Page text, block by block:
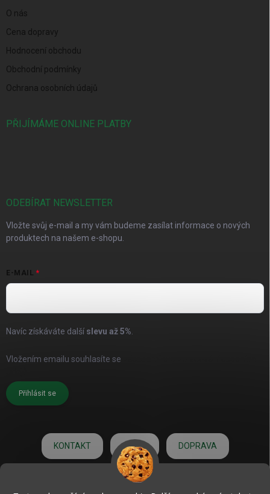
O nás
Cena dopravy
Hodnocení obchodu
Obchodní podmínky
Ochrana osobních údajů
PŘIJÍMÁME ONLINE PLATBY
ODEBÍRAT NEWSLETTER
Vložte svůj e-mail a my vám budeme zasílat informace o nových
produktech na našem e-shopu.
E-MAIL
Navíc získáváte další slevu až5%
Vložením emailu souhlasíte se
Přihlásit se
KONTAKT O NÁS DOPRAVA
HODNOCENÍ